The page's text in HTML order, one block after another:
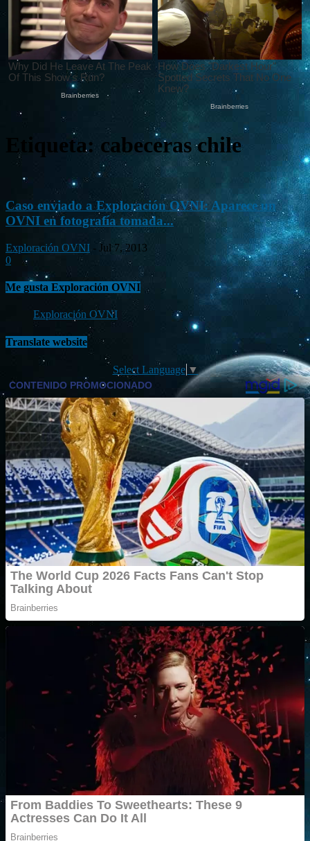
Etiqueta: cabeceras chile
Caso enviado a Exploración OVNI: Aparece un
OVNI en fotografía tomada...
Exploración OVNI - Jul 7, 2013
0
Me gusta Exploración OVNI
Exploración OVNI
Translate website
Select Language ▼